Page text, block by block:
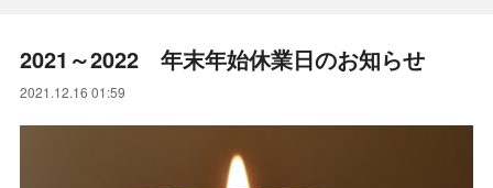
2021～2022 年末年始休業日のお知らせ
2021.12.16 01:59